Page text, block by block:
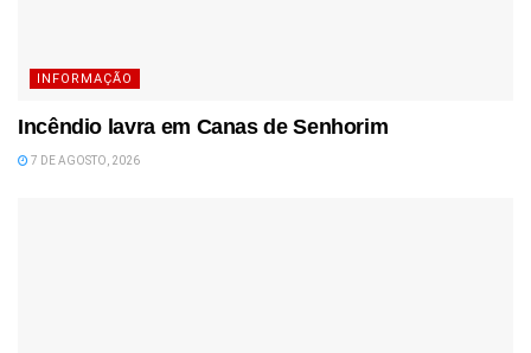
INFORMAÇÃO
Incêndio lavra em Canas de Senhorim
7 DE AGOSTO, 2026